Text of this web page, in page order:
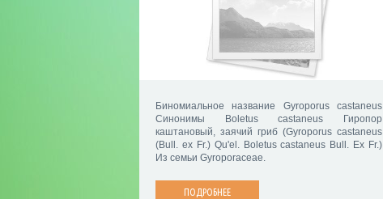
Биномиальное название Gyroporus castaneus
Синонимы Boletus castaneus Гиропор
каштановый, заячий гриб (Gyroporus castaneus
(Bull. ex Fr.) Qu'el. Boletus castaneus Bull. Ex Fr.)
Из семьи Gyroporaceae.
ПОДРОБНЕЕ